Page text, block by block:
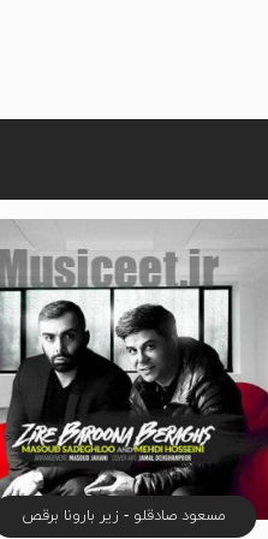
مسعود صادقلو - زیر بارونا برقص